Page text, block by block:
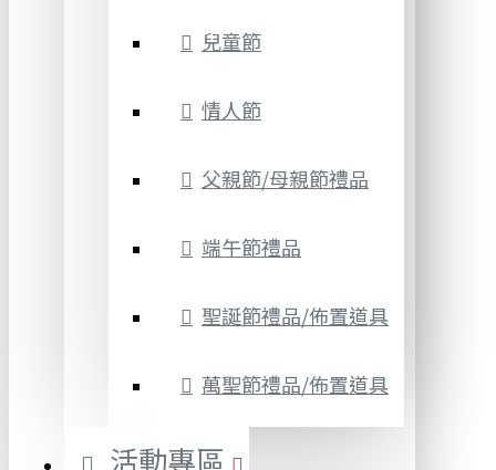
兒童節
情人節
父親節/母親節禮品
端午節禮品
聖誕節禮品/佈置道具
萬聖節禮品/佈置道具
活動專區